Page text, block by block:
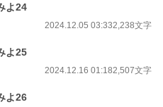
よ24
2024.12.05 03:332,238文字
よ25
2024.12.16 01:182,507文字
よ26